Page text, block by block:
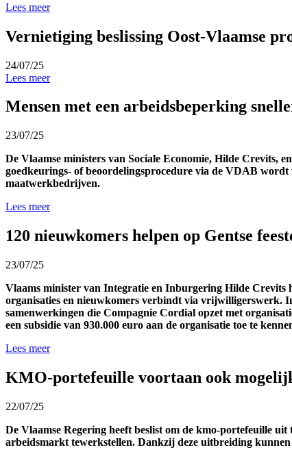
Lees meer
Vernietiging beslissing Oost-Vlaamse
24/07/25
Lees meer
Mensen met een arbeidsbeperking
23/07/25
De Vlaamse ministers van Sociale Economie, Hilde Crevits,
goedkeurings- of beoordelingsprocedure via de VDAB wordt
maatwerkbedrijven.
Lees meer
120 nieuwkomers helpen op Gentse
23/07/25
Vlaams minister van Integratie en Inburgering Hilde Crevits
organisaties en nieuwkomers verbindt via vrijwilligerswerk.
samenwerkingen die Compagnie Cordial opzet met
een subsidie van 930.000 euro aan de organisatie toe te
Lees meer
KMO-portefeuille voortaan ook
22/07/25
De Vlaamse Regering heeft beslist om de kmo-portefeuille
arbeidsmarkt tewerkstellen. Dankzij deze uitbreiding